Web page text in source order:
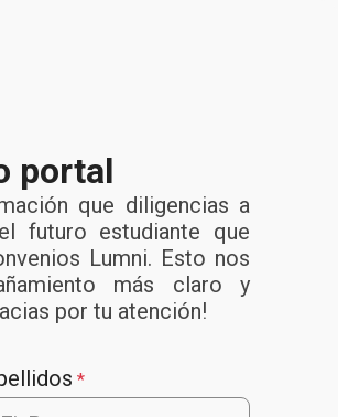
portal
que diligencias a
futuro estudiante que
Lumni. Esto nos
más claro y
por tu atención!
*